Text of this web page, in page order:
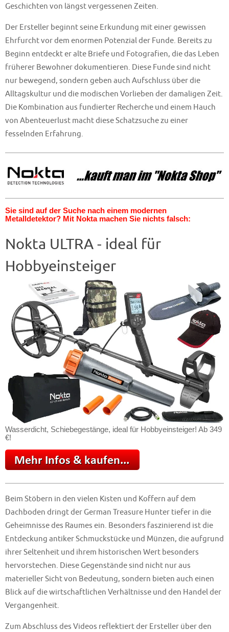
Geschichten von längst vergessenen Zeiten.
Der Ersteller beginnt seine Erkundung mit einer gewissen
Ehrfurcht vor dem enormen Potenzial der Funde. Bereits zu
Beginn entdeckt er alte Briefe und Fotografien, die das Leben
früherer Bewohner dokumentieren. Diese Funde sind nicht
nur bewegend, sondern geben auch Aufschluss über die
Alltagskultur und die modischen Vorlieben der damaligen Zeit.
Die Kombination aus fundierter Recherche und einem Hauch
von Abenteuerlust macht diese Schatzsuche zu einer
fesselnden Erfahrung.
Sie sind auf der Suche nach einem modernen
Metalldetektor? Mit Nokta machen Sie nichts falsch:
Nokta ULTRA - ideal für
Hobbyeinsteiger
Wasserdicht, Schiebegestänge, ideal für Hobbyeinsteiger! Ab 349
€!
Beim Stöbern in den vielen Kisten und Koffern auf dem
Dachboden dringt der German Treasure Hunter tiefer in die
Geheimnisse des Raumes ein. Besonders faszinierend ist die
Entdeckung antiker Schmuckstücke und Münzen, die aufgrund
ihrer Seltenheit und ihrem historischen Wert besonders
hervorstechen. Diese Gegenstände sind nicht nur aus
materieller Sicht von Bedeutung, sondern bieten auch einen
Blick auf die wirtschaftlichen Verhältnisse und den Handel der
Vergangenheit.
Zum Abschluss des Videos reflektiert der Ersteller über den